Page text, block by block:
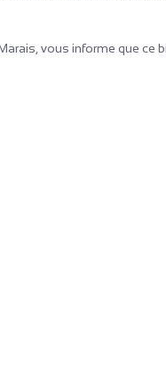
vous informe que ce